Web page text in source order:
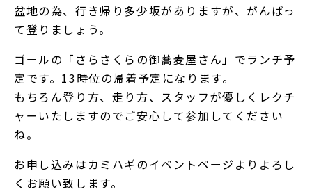
盆地の為、行き帰り多少坂がありますが、がんばっ
て登りましょう。
ゴールの「さらさくらの御蕎麦屋さん」でランチ予
定です。13時位の帰着予定になります。
もちろん登り方、走り方、スタッフが優しくレクチ
ャーいたしますのでご安心して参加してください
ね。
お申し込みは カミハギのイベントページ よりよろし
くお願い致します。